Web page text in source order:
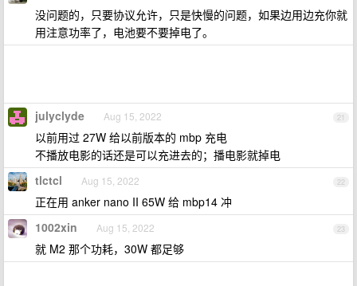
没问题的，只要协议允许，只是快慢的问题，如果边用边充你就
用注意功率了，电池要不要掉电了。
21
julyclyde Aug 15, 2022
以前用过 27W 给以前版本的 mbp 充电
不播放电影的话还是可以充进去的；播电影就掉电
22
tlctcl Aug 15, 2022
正在用 anker nano II 65W 给 mbp14 冲
23
1002xin Aug 15, 2022
就 M2 那个功耗，30W 都足够